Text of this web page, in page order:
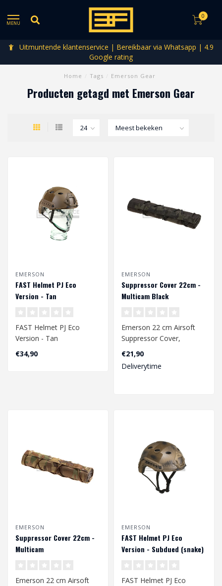
MENU
0
Uitmuntende klantenservice | Bereikbaar via Whatsapp | 4.9
Google rating
Home Tags Emerson Gear
Producten getagd met Emerson Gear
EMERSON
FAST Helmet PJ Eco
Version - Tan
FAST Helmet PJ Eco
Version - Tan
Hoofdomtrek CA. 58 - 60
€34,90
EMERSON
Suppressor Cover 22cm -
Multicam Black
Emerson 22 cm Airsoft
Suppressor Cover,
vervaardigd van 500D
nylon stof. Het v..
€21,90
Deliverytime
EMERSON
Suppressor Cover 22cm -
Multicam
Emerson 22 cm Airsoft
EMERSON
FAST Helmet PJ Eco
Version - Subdued (snake)
FAST Helmet PJ Eco